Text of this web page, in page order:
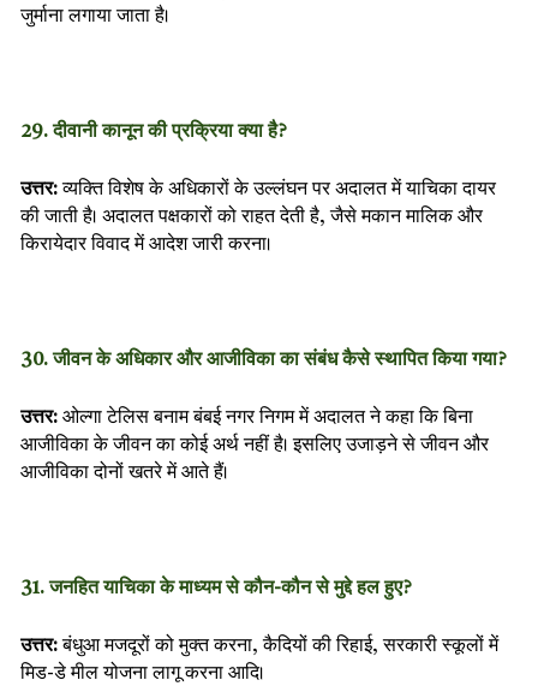
जुर्माना लगाया जाता है।
29. दीवानी कानून की प्रक्रिया क्या है?
उत्तर:व्यक्ति विशेष के अधिकारों के उल्लंघन पर अदालत में याचिका दायर
की जाती है। अदालत पक्षकारों को राहत देती है, जैसे मकान मालिक और
किरायेदार विवाद में आदेश जारी करना।
30. जीवन के अधिकार और आजीविका का संबंध कैसे स्थापित किया गया?
उत्तर: ओल्गा टेलिस बनाम बंबई नगर निगम में अदालत ने कहा कि बिना
आजीविका के जीवन का कोई अर्थ नहीं है। इसलिए उजाड़ने से जीवन और
आजीविका दोनों खतरे में आते हैं।
31. जनहित याचिका के माध्यम से कौन-कौन से मुद्दे हल हुए?
उत्तर:बंधुआ मजदूरों को मुक्त करना, कैदियों की रिहाई, सरकारी स्कूलों में
मिड-डे मील योजना लागू करना आदि।